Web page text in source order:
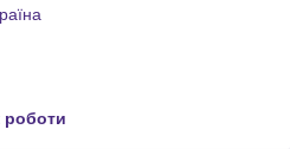
роботи